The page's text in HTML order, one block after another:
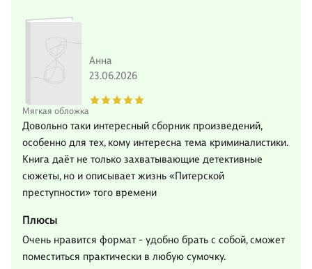
Мягкая обложка
Анна
23.06.2026
Довольно таки интересный сборник произведений,
особенно для тех, кому интересна тема криминалистики.
Книга даёт не только захватывающие детективные
сюжеты, но и описывает жизнь «Питерской
преступности» того времени
Плюсы
Очень нравится формат - удобно брать с собой, сможет
поместиться практически в любую сумочку.